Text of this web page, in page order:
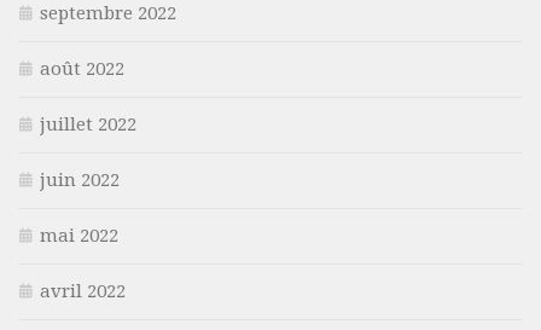
septembre 2022
août 2022
juillet 2022
juin 2022
mai 2022
avril 2022